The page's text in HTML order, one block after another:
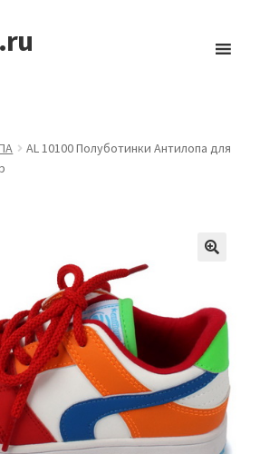
AL 10100 Полуботинки Антилопа для